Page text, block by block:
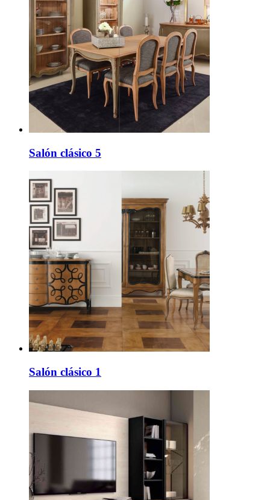
Salón clásico 5
Salón clásico 1